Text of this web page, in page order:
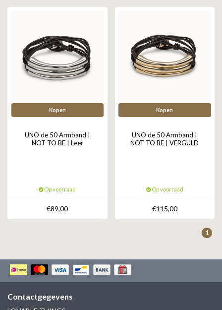
YMALA
REBEL & ROSE
SILK | SALE
KAPTEN & SON
SER INTREPIDA | SS25
SALE
CADEAUTJES TOT € 50
CADEAUTJES TOT € 100
Kopen
UNO de 50 Armband |
NOT TO BE | Leer
Op voorraad
€89,00
Kopen
UNO de 50 Armband |
NOT TO BE | VERGULD
Op voorraad
€115,00
1
Contactgegevens